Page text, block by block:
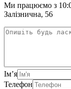
Ми працюємо з
Залізнична, 56
Ім’я
Телефон